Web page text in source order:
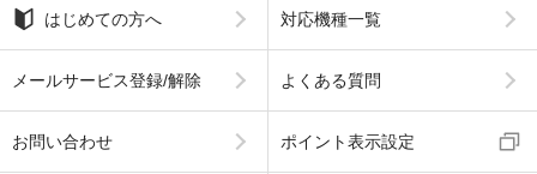
はじめての方へ 対応機種一覧
メールサービス登録/解除 よくある質問
お問い合わせ ポイント表示設定